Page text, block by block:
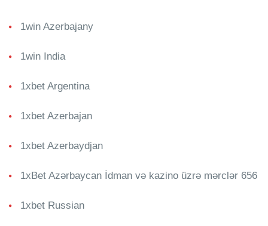
1win Azerbajany
1win India
1xbet Argentina
1xbet Azerbajan
1xbet Azerbaydjan
1xBet Azərbaycan İdman və kazino üzrə mərclər 656
1xbet Russian